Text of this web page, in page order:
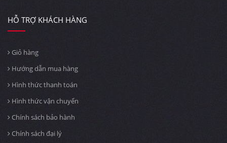
HỖ TRỢ KHÁCH HÀNG
Giỏ hàng
Hướng dẫn mua hàng
Hình thức thanh toán
Hình thức vận chuyển
Chính sách bảo hành
Chính sách đại lý